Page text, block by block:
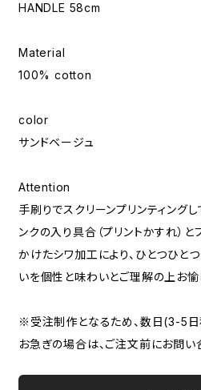
HANDLE 58cm
Material
100% cotton
color
サンドベージュ
Attention
手刷りでスクリーンプリンティング
ンクの入り具合（プリントかすれ）
かけたシワ加工により、ひとつひと
いを個性と味わいとご理解の上お愉
※受注制作となるため、数日(3-5日
お急ぎの場合は、ご注文前にお問い